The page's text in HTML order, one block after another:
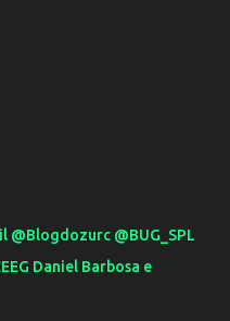
;
@Blogdozurc @BUG_SPL
Daniel Barbosa e